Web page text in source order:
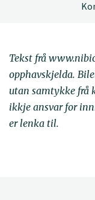
Tekst frå
opphavskjelda.
utan samtykke frå
ikkje ansvar for
er lenka til.